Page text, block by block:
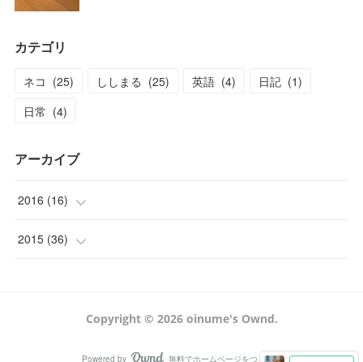
カテゴリ
ネコ (25) ししまる (25) 英語 (4) 日記 (1)
日常 (4)
アーカイブ
2016 (16)
(1)
2015 (36)
Copyright © 2026 oinume's Ownd.
Powered by 無料でホームページをつくろう